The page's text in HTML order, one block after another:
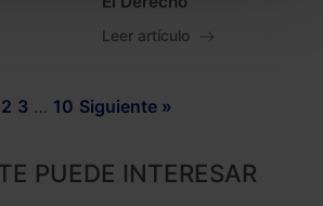
que quieras permitir en tu
para la navegación.
Leer artículo
2 3 … 10 Siguiente »
PUEDE INTERESAR